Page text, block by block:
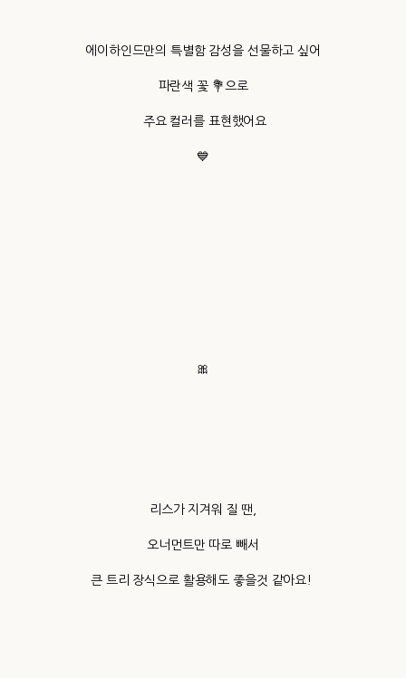
에이하인드만의 특별함 감성을 선물하고 싶어
파란색 꽃 💐으로
주요 컬러를 표현했어요
💙
🎀
리스가 지겨워 질 땐,
오너먼트만 따로 빼서
큰 트리 장식으로 활용해도 좋을것 같아요!